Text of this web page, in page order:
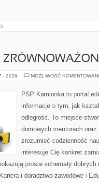
- 2026 MOŻLIWOŚĆ
PSP Kamionka to portal
informacje o tym, jak
odległość. To miejsce
domowych mentorach
zrozumieć codzienność
interesuje Cię konkret
proste schematy dobrych
i doradztwo zawodowe i